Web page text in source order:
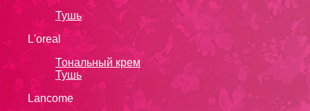
Тушь
L'oreal
Тональный крем
Тушь
Lanсоmе